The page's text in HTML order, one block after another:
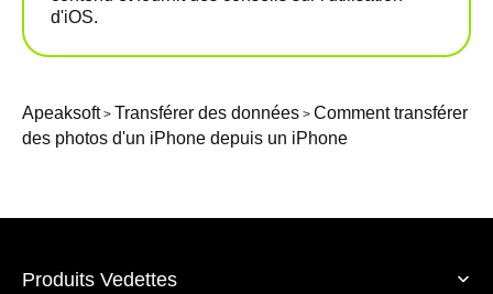
d'iOS.
Apeaksoft> Transférer des données > Comment transférer
des photos d'un iPhone depuis un iPhone
Produits Vedettes